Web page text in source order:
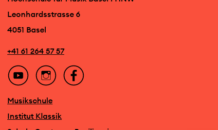
Leonhardsstrasse 6
4051 Basel
+41 61 264 57 57
Musikschule
Institut Klassik